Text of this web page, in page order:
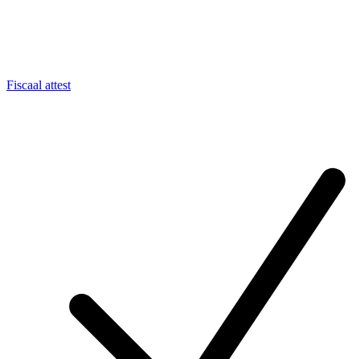
Fiscaal attest